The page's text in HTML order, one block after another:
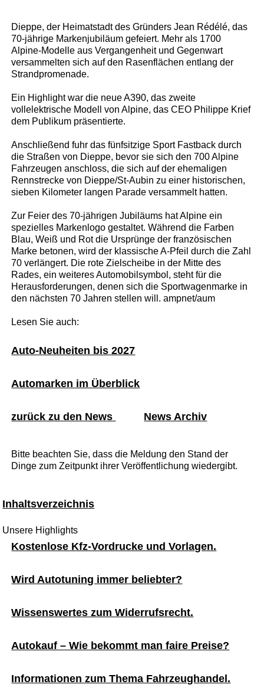
Dieppe, der Heimatstadt des Gründers Jean Rédélé, das
70-jährige Markenjubiläum gefeiert. Mehr als 1700
Alpine-Modelle aus Vergangenheit und Gegenwart
versammelten sich auf den Rasenflächen entlang der
Strandpromenade.
Ein Highlight war die neue A390, das zweite
vollelektrische Modell von Alpine, das CEO Philippe Krief
dem Publikum präsentierte.
Anschließend fuhr das fünfsitzige Sport Fastback durch
die Straßen von Dieppe, bevor sie sich den 700 Alpine
Fahrzeugen anschloss, die sich auf der ehemaligen
Rennstrecke von Dieppe/St-Aubin zu einer historischen,
sieben Kilometer langen Parade versammelt hatten.
Zur Feier des 70-jährigen Jubiläums hat Alpine ein
spezielles Markenlogo gestaltet. Während die Farben
Blau, Weiß und Rot die Ursprünge der französischen
Marke betonen, wird der klassische A-Pfeil durch die Zahl
70 verlängert. Die rote Zielscheibe in der Mitte des
Rades, ein weiteres Automobilsymbol, steht für die
Herausforderungen, denen sich die Sportwagenmarke in
den nächsten 70 Jahren stellen will. ampnet/aum
Lesen Sie auch:
Auto-Neuheiten bis 2027
Automarken im Überblick
zurück zu den News News Archiv
Bitte beachten Sie, dass die Meldung den Stand der
Dinge zum Zeitpunkt ihrer Veröffentlichung wiedergibt.
Inhaltsverzeichnis
Unsere Highlights
Kostenlose Kfz-Vordrucke und Vorlagen.
Wird Autotuning immer beliebter?
Wissenswertes zum Widerrufsrecht.
Autokauf – Wie bekommt man faire Preise?
Informationen zum Thema Fahrzeughandel.